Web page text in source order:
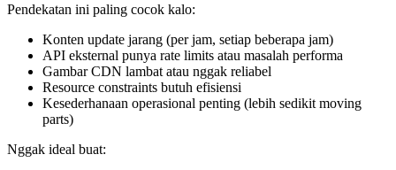
Pendekatan ini paling cocok kalo:
Konten update jarang (per jam, setiap beberapa jam)
API eksternal punya rate limits atau masalah performa
Gambar CDN lambat atau nggak reliabel
Resource constraints butuh efisiensi
Kesederhanaan operasional penting (lebih sedikit moving
parts)
Nggak ideal buat: